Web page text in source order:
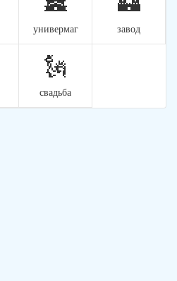
универмаг завод
🗽
свадьба